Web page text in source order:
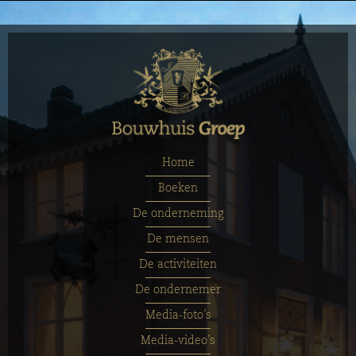
Home
Boeken
De onderneming
De mensen
De activiteiten
De ondernemer
Media-foto’s
Media-video’s